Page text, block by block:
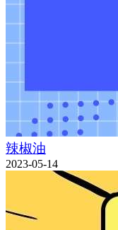
辣椒油
2023-05-14